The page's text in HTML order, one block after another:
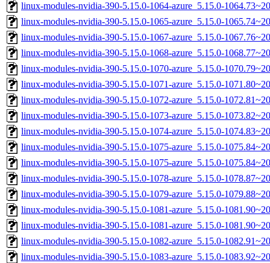
linux-modules-nvidia-390-5.15.0-1064-azure_5.15.0-
linux-modules-nvidia-390-5.15.0-1065-azure_5.15.0-
linux-modules-nvidia-390-5.15.0-1067-azure_5.15.0-
linux-modules-nvidia-390-5.15.0-1068-azure_5.15.0-
linux-modules-nvidia-390-5.15.0-1070-azure_5.15.0-
linux-modules-nvidia-390-5.15.0-1071-azure_5.15.0-
linux-modules-nvidia-390-5.15.0-1072-azure_5.15.0-
linux-modules-nvidia-390-5.15.0-1073-azure_5.15.0-
linux-modules-nvidia-390-5.15.0-1074-azure_5.15.0-
linux-modules-nvidia-390-5.15.0-1075-azure_5.15.0-
linux-modules-nvidia-390-5.15.0-1075-azure_5.15.0-
linux-modules-nvidia-390-5.15.0-1078-azure_5.15.0-
linux-modules-nvidia-390-5.15.0-1079-azure_5.15.0-
linux-modules-nvidia-390-5.15.0-1081-azure_5.15.0-
linux-modules-nvidia-390-5.15.0-1081-azure_5.15.0-
linux-modules-nvidia-390-5.15.0-1082-azure_5.15.0-
linux-modules-nvidia-390-5.15.0-1083-azure_5.15.0-